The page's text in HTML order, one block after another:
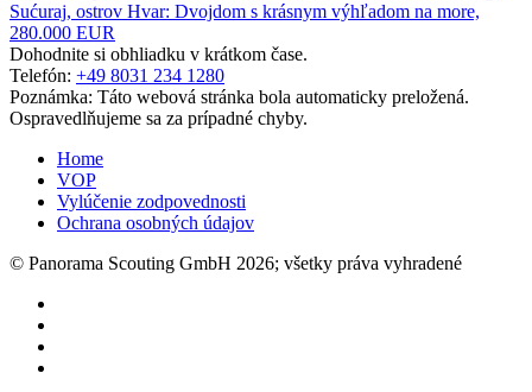
Sućuraj, ostrov Hvar: Dvojdom s krásnym výhľadom na more,
280.000 EUR
Dohodnite si obhliadku v krátkom čase.
Telefón: +49 8031 234 1280
Poznámka: Táto webová stránka bola automaticky preložená.
Ospravedlňujeme sa za prípadné chyby.
Home
VOP
Vylúčenie zodpovednosti
Ochrana osobných údajov
© Panorama Scouting GmbH 2026; všetky práva vyhradené